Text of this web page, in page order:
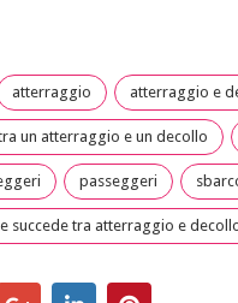
atterraggio atterraggio e
un atterraggio e un decollo
passeggeri
succede tra atterraggio e